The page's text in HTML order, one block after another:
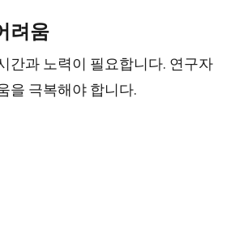
려움
간과 노력이 필요합니다. 연구자
을 극복해야 합니다.